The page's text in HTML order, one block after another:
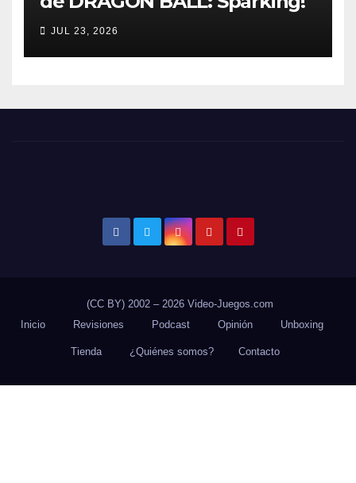
ZERO detalla el Super Limit-
Breaking NEO DLC
JUL 23, 2026
(CC BY) 2002 – 2026 Video-Juegos.com
Inicio
Revisiones Podcast Opinión Unboxing
Tienda ¿Quiénes somos? Contacto